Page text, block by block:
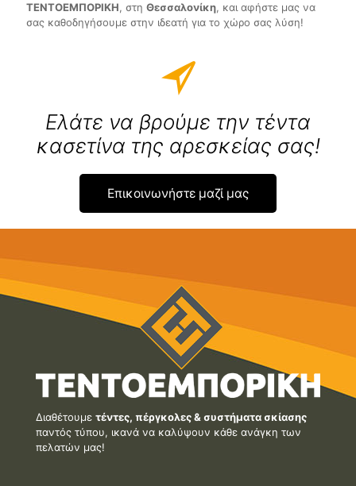
ΤΕΝΤΟΕΜΠΟΡΙΚΗ, στη Θεσσαλονίκη, και αφήστε μας να
σας καθοδηγήσουμε στην ιδεατή για το χώρο σας λύση!
Ελάτε να βρούμε την τέντα
κασετίνα της αρεσκείας σας!
Επικοινωνήστε μαζί μας
Διαθέτουμε τέντες, πέργκολες & συστήματα σκίασης
παντός τύπου, ικανά να καλύψουν κάθε ανάγκη των
πελατών μας!